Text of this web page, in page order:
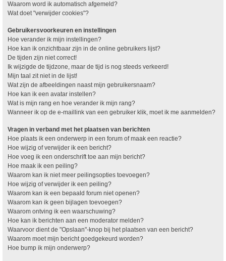
Waarom word ik automatisch afgemeld?
Wat doet "verwijder cookies"?
Gebruikersvoorkeuren en instellingen
Hoe verander ik mijn instellingen?
Hoe kan ik onzichtbaar zijn in de online gebruikers lijst?
De tijden zijn niet correct!
Ik wijzigde de tijdzone, maar de tijd is nog steeds verkeerd!
Mijn taal zit niet in de lijst!
Wat zijn de afbeeldingen naast mijn gebruikersnaam?
Hoe kan ik een avatar instellen?
Wat is mijn rang en hoe verander ik mijn rang?
Wanneer ik op de e-maillink van een gebruiker klik, moet ik me aanmelden?
Vragen in verband met het plaatsen van berichten
Hoe plaats ik een onderwerp in een forum of maak een reactie?
Hoe wijzig of verwijder ik een bericht?
Hoe voeg ik een onderschrift toe aan mijn bericht?
Hoe maak ik een peiling?
Waarom kan ik niet meer peilingsopties toevoegen?
Hoe wijzig of verwijder ik een peiling?
Waarom kan ik een bepaald forum niet openen?
Waarom kan ik geen bijlagen toevoegen?
Waarom ontving ik een waarschuwing?
Hoe kan ik berichten aan een moderator melden?
Waarvoor dient de "Opslaan"-knop bij het plaatsen van een bericht?
Waarom moet mijn bericht goedgekeurd worden?
Hoe bump ik mijn onderwerp?